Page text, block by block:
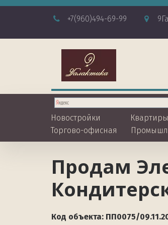
+7(960)494-69-99
Новостройки Квартиры
Торгово-офисная
Продам
Код объекта: ПП0075/